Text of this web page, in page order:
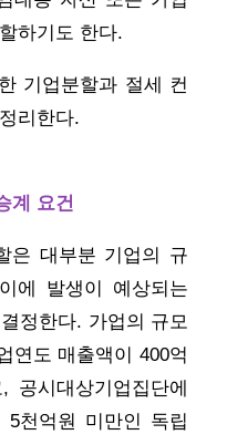
하기도 한다.
기업분할과 절세 컨
리한다.
계 요건
은 대부분 기업의 규
에 발생이 예상되는
정한다. 가업의 규모
연도 매출액이 400억
공시대상기업집단에
5천억원 미만인 독립